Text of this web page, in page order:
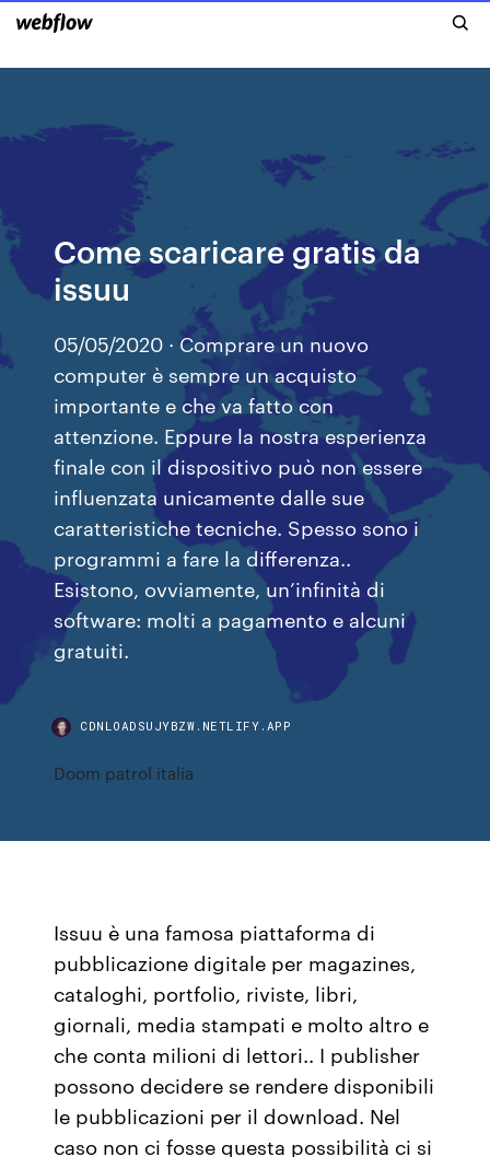
Come scaricare gratis da
issuu
05/05/2020 · Comprare un nuovo
computer è sempre un acquisto
importante e che va fatto con
attenzione. Eppure la nostra esperienza
finale con il dispositivo può non essere
influenzata unicamente dalle sue
caratteristiche tecniche. Spesso sono i
programmi a fare la differenza..
Esistono, ovviamente, un’infinità di
software: molti a pagamento e alcuni
gratuiti.
CDNLOADSUJYBZW.NETLIFY.APP
Doom patrol italia
Issuu è una famosa piattaforma di
pubblicazione digitale per magazines,
cataloghi, portfolio, riviste, libri,
giornali, media stampati e molto altro e
che conta milioni di lettori.. I publisher
possono decidere se rendere disponibili
le pubblicazioni per il download. Nel
caso non ci fosse questa possibilità ci si